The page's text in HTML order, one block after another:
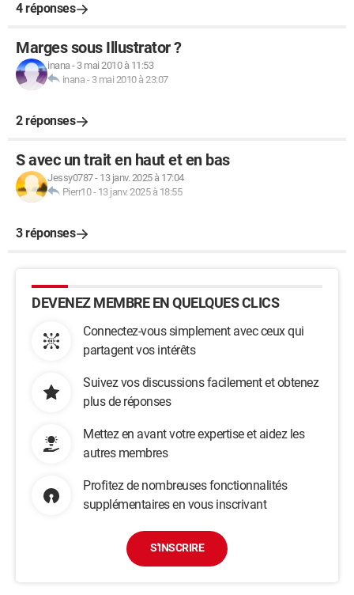
4 réponses
Marges sous Illustrator ?
inana- 3 mai 2010 à 11:53
inana - 3 mai 2010 à 23:07
2 réponses
S avec un trait en haut et en bas
Jessy0787- 13 janv. 2025 à 17:04
Pierr10- 13 janv. 2025 à 18:55
3 réponses
DEVENEZ MEMBRE EN QUELQUES CLICS
Connectez-vous simplement avec ceux qui
partagent vos intérêts
Suivez vos discussions facilement et obtenez
plus de réponses
Mettez en avant votre expertise et aidez les
autres membres
Profitez de nombreuses fonctionnalités
supplémentaires en vous inscrivant
S'INSCRIRE